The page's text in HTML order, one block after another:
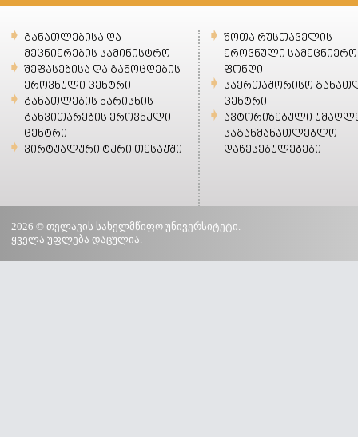
განათლებისა და
მეცნიერების სამინისტრო
შეფასებისა და გამოცდების
ეროვნული ცენტრი
განათლების ხარისხის
განვითარების ეროვნული
ცენტრი
ვირტუალური ტური თესაუში
შოთა რუსთაველის
ეროვნული სამეცნიერო
ფონდი
საერთაშორისო
ცენტრი
ავტორიზებული
საგანმანათლებლო
დაწესებულებები
2026 © თელავის სახელმწიფო უნივერსიტეტი.
ყველა უფლება დაცულია.